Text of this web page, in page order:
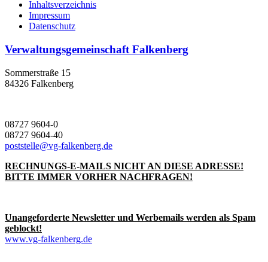
Inhaltsverzeichnis
Impressum
Datenschutz
Verwaltungsgemeinschaft Falkenberg
Sommerstraße 15
84326 Falkenberg
08727 9604-0
08727 9604-40
poststelle@vg-falkenberg.de
RECHNUNGS-E-MAILS NICHT AN DIESE ADRESSE!
BITTE IMMER VORHER NACHFRAGEN!
Unangeforderte Newsletter und Werbemails werden als Spam
geblockt!
www.vg-falkenberg.de